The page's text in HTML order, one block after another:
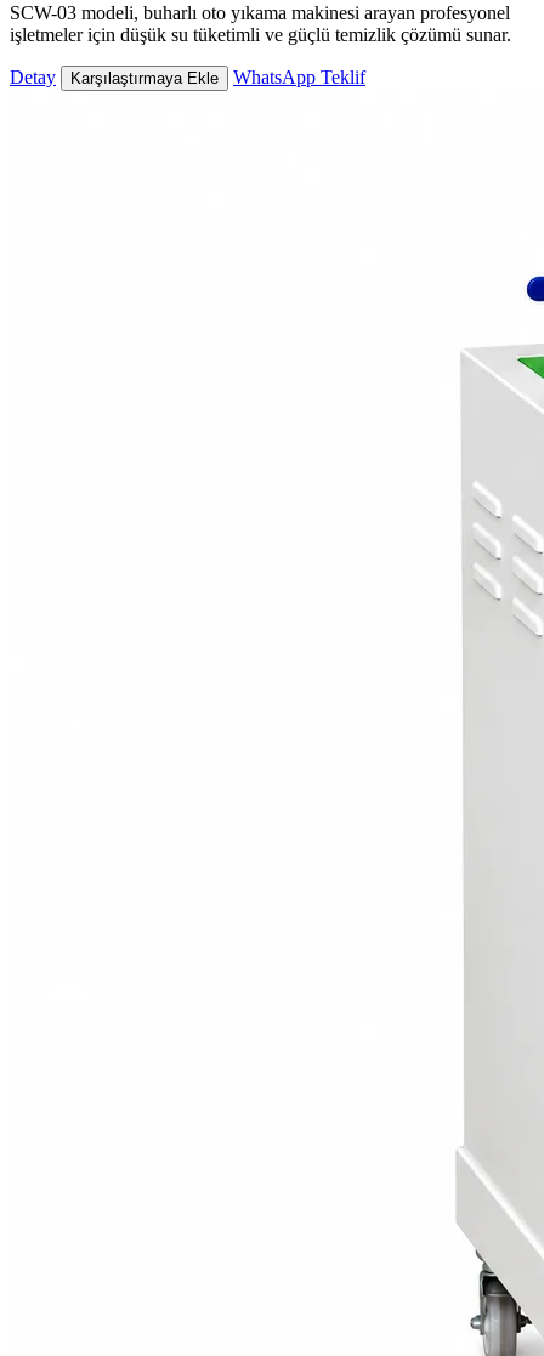
SCW-03 modeli, buharlı oto yıkama makinesi arayan profesyonel
işletmeler için düşük su tüketimli ve güçlü temizlik çözümü sunar.
Detay Karşılaştırmaya Ekle WhatsApp Teklif